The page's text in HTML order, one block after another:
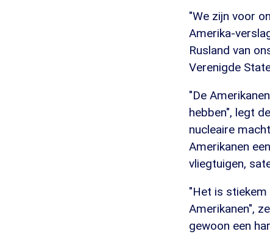
"We zijn voor
Amerika-
Rusland van
Verenigde
"De
hebben", legt
nucleaire
Amerikanen
vliegtuigen,
"Het is stiekem
Amerikanen",
gewoon een